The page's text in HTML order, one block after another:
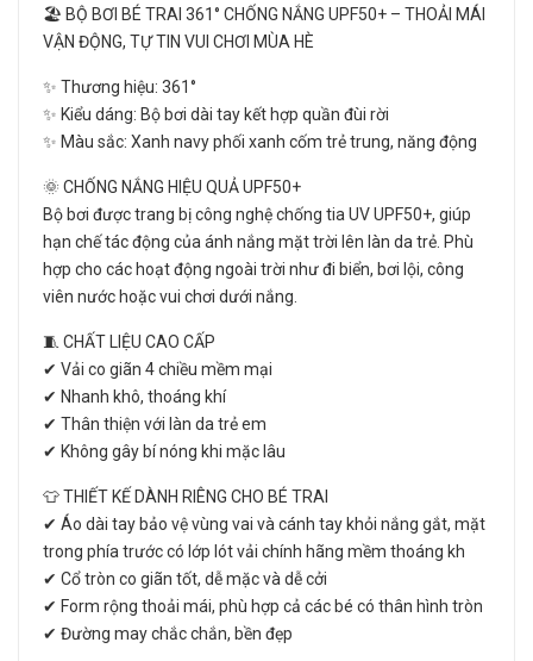
🏖️ BỘ BƠI BÉ TRAI 361° CHỐNG NẮNG UPF50+ – THOẢI MÁI
VẬN ĐỘNG, TỰ TIN VUI CHƠI MÙA HÈ
✨ Thương hiệu: 361°
✨ Kiểu dáng: Bộ bơi dài tay kết hợp quần đùi rời
✨ Màu sắc: Xanh navy phối xanh cốm trẻ trung, năng động
🌞 CHỐNG NẮNG HIỆU QUẢ UPF50+
Bộ bơi được trang bị công nghệ chống tia UV UPF50+, giúp
hạn chế tác động của ánh nắng mặt trời lên làn da trẻ. Phù
hợp cho các hoạt động ngoài trời như đi biển, bơi lội, công
viên nước hoặc vui chơi dưới nắng.
🧵 CHẤT LIỆU CAO CẤP
✔ Vải co giãn 4 chiều mềm mại
✔ Nhanh khô, thoáng khí
✔ Thân thiện với làn da trẻ em
✔ Không gây bí nóng khi mặc lâu
👕 THIẾT KẾ DÀNH RIÊNG CHO BÉ TRAI
✔ Áo dài tay bảo vệ vùng vai và cánh tay khỏi nắng gắt, mặt
trong phía trước có lớp lót vải chính hãng mềm thoáng kh
✔ Cổ tròn co giãn tốt, dễ mặc và dễ cởi
✔ Form rộng thoải mái, phù hợp cả các bé có thân hình tròn
✔ Đường may chắc chắn, bền đẹp